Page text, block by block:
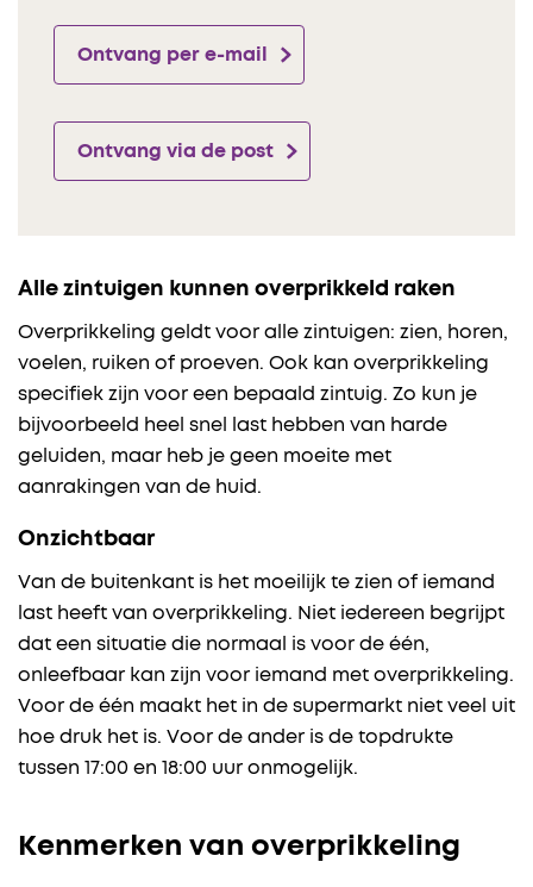
Ontvang per e-mail
Ontvang via de post
Alle zintuigen kunnen overprikkeld raken
Overprikkeling geldt voor alle zintuigen: zien, horen,
voelen, ruiken of proeven. Ook kan overprikkeling
specifiek zijn voor een bepaald zintuig. Zo kun je
bijvoorbeeld heel snel last hebben van harde
geluiden, maar heb je geen moeite met
aanrakingen van de huid.
Onzichtbaar
Van de buitenkant is het moeilijk te zien of iemand
last heeft van overprikkeling. Niet iedereen begrijpt
dat een situatie die normaal is voor de één,
onleefbaar kan zijn voor iemand met overprikkeling.
Voor de één maakt het in de supermarkt niet veel uit
hoe druk het is. Voor de ander is de topdrukte
tussen 17:00 en 18:00 uur onmogelijk.
Kenmerken van overprikkeling